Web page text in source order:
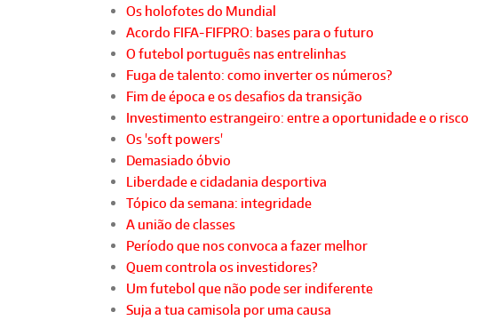
Os holofotes do Mundial
Acordo FIFA-FIFPRO: bases para o futuro
O futebol português nas entrelinhas
Fuga de talento: como inverter os números?
Fim de época e os desafios da transição
Investimento estrangeiro: entre a oportunidade e o risco
Os 'soft powers'
Demasiado óbvio
Liberdade e cidadania desportiva
Tópico da semana: integridade
A união de classes
Período que nos convoca a fazer melhor
Quem controla os investidores?
Um futebol que não pode ser indiferente
Suja a tua camisola por uma causa